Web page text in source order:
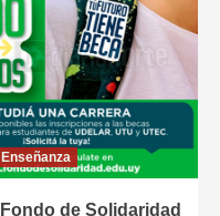
Enseñanza
Fondo de Solidaridad